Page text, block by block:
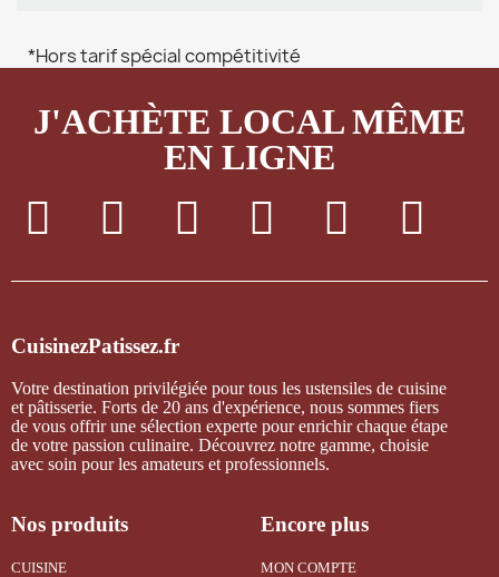
*Hors tarif spécial compétitivité
J'ACHÈTE LOCAL MÊME
EN LIGNE
CuisinezPatissez.fr
Votre destination privilégiée pour tous les ustensiles de cuisine
et pâtisserie. Forts de 20 ans d'expérience, nous sommes fiers
de vous offrir une sélection experte pour enrichir chaque étape
de votre passion culinaire. Découvrez notre gamme, choisie
avec soin pour les amateurs et professionnels.
Nos produits
CUISINE
Encore plus
MON COMPTE